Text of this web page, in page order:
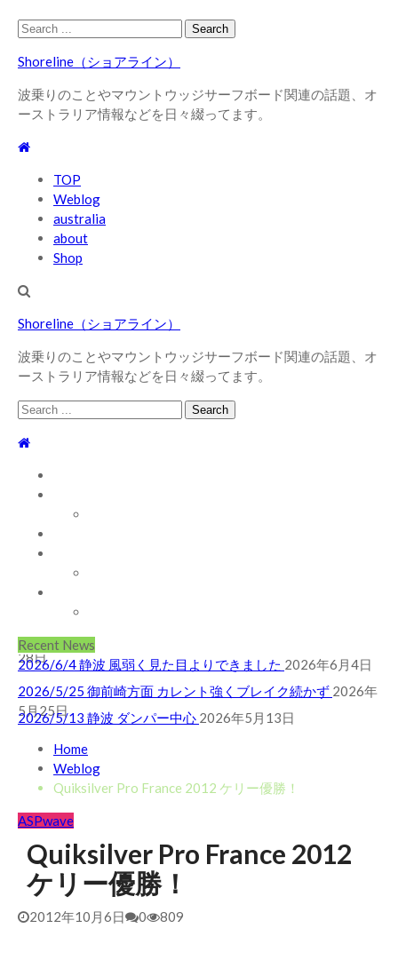
Skip
navigation
Skip
content
Search
Shoreline（ショアライン）
波乗りのことやマウントウッジサーフボード関連の話題、オ
ーストラリア情報などを日々綴ってます。
TOP
Weblog
australia
about
Shop
Shoreline（ショアライン）
波乗りのことやマウントウッジサーフボード関連の話題、オ
ーストラリア情報などを日々綴ってます。
Search
Recent News
2026/5/25 御前崎方面 カレント強くブレイク続かず
2026/5/12 静波 久しぶりにいい波
2026/7/28 御前崎方面 よれ入ったダンパー多め
28日
2026/6/4 静波 風弱く見た目よりできました 2026年6月4日
2026/5/25 御前崎方面 カレント強くブレイク続かず 2026年
5月25日
2026/5/13 静波 ダンパー中心 2026年5月13日
2026/5/12 静波 久しぶりにいい波
2026/7/28 御前崎方面 よれ入ったダンパー多め
28日
2026/6/4 静波 風弱く見た目よりできました 2026年6月4日
2026/5/25 御前崎方面 カレント強くブレイク続かず
5月25日
Home
Weblog
Quiksilver Pro France 2012 ケリー優勝！
ASPwave
Quiksilver Pro France 2012
ケリー優勝！
2012年10月6日 0 809